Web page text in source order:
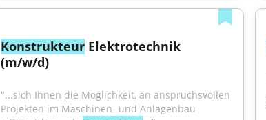
Konstrukteur Elektrotechnik
(m/w/d)
"...sich Ihnen die Möglichkeit, an anspruchsvollen
Projekten im Maschinen- und Anlagenbau